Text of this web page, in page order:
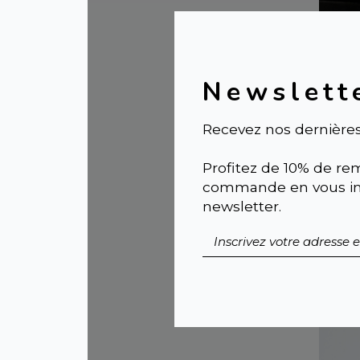
Recevez nos
Profitez de 10% de
commande en vous
newsletter.